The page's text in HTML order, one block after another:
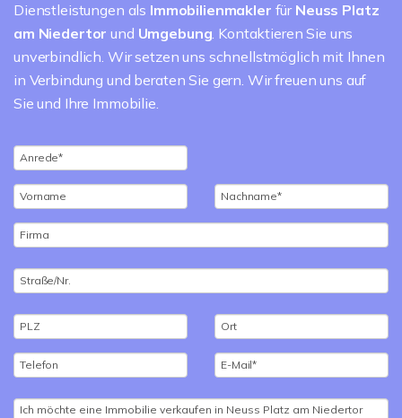
Dienstleistungen als Immobilienmakler für Neuss Platz
am Niedertorund Umgebung . Kontaktieren Sie uns
unverbindlich. Wir setzen uns schnellstmöglich mit Ihnen
in Verbindung und beraten Sie gern. Wir freuen uns auf
Sie und Ihre Immobilie.